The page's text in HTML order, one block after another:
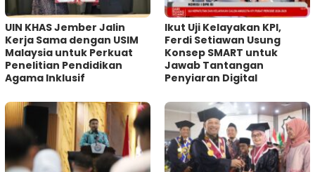
UIN KHAS Jember Jalin
Kerja Sama dengan USIM
Malaysia untuk Perkuat
Penelitian Pendidikan
Agama Inklusif
Ikut Uji Kelayakan KPI,
Ferdi Setiawan Usung
Konsep SMART untuk
Jawab Tantangan
Penyiaran Digital